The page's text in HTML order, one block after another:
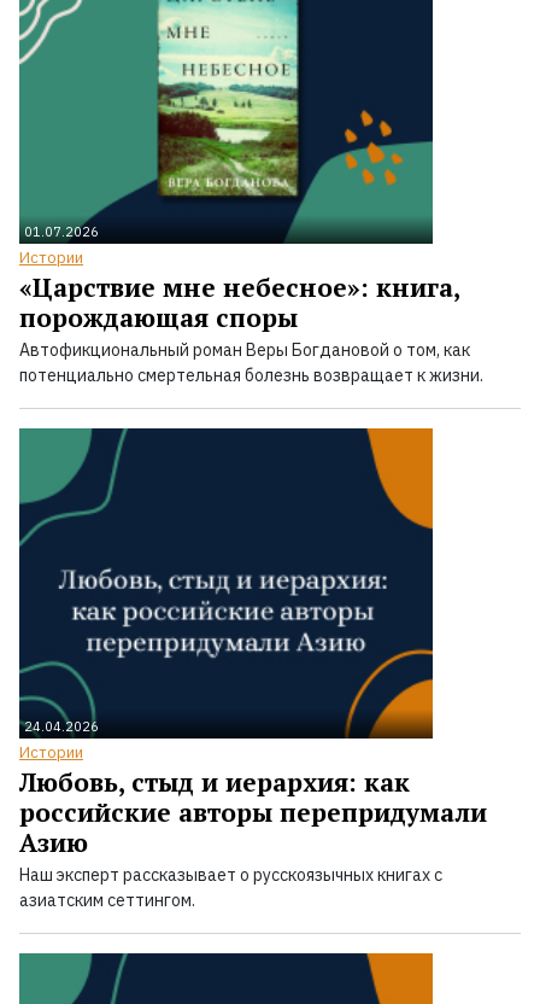
01.07.2026
Истории
«Царствие мне небесное»: книга,
порождающая споры
Автофикциональный роман Веры Богдановой о том, как
потенциально смертельная болезнь возвращает к жизни.
24.04.2026
Истории
Любовь, стыд и иерархия: как
российские авторы перепридумали
Азию
Наш эксперт рассказывает о русскоязычных книгах с
азиатским сеттингом.